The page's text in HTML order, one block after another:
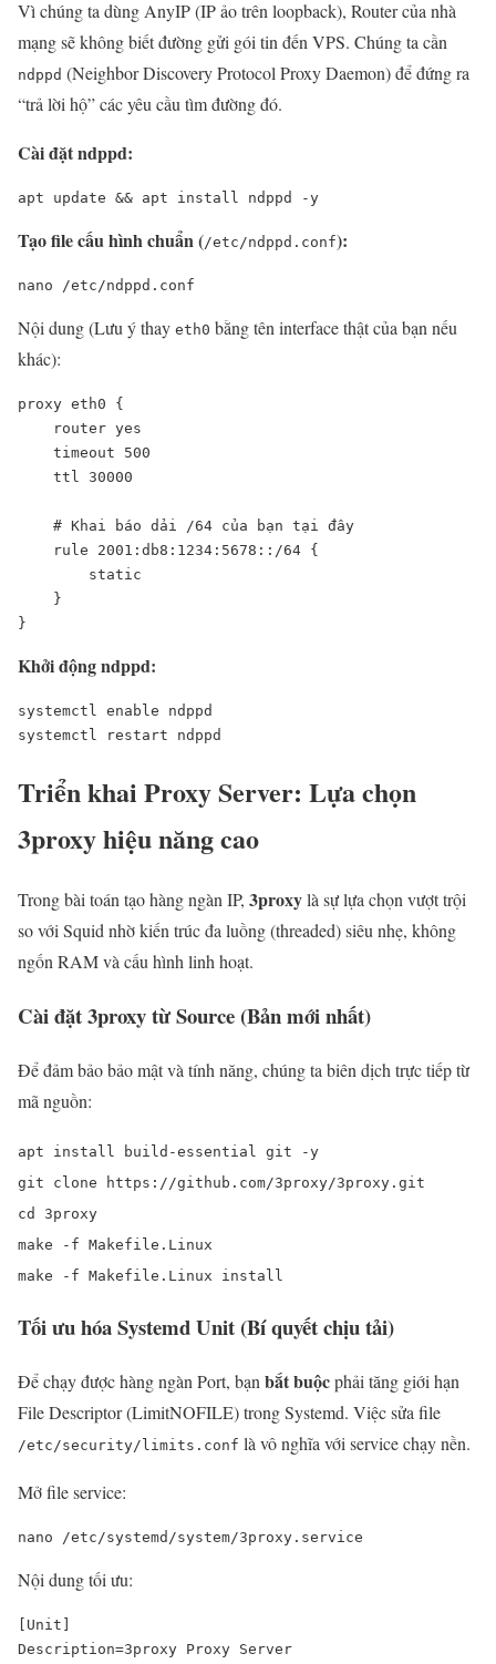
Vì chúng ta dùng AnyIP (IP ảo trên loopback), Router của nhà
mạng sẽ không biết đường gửi gói tin đến VPS. Chúng ta cần
ndppd (Neighbor Discovery Protocol Proxy Daemon) để đứng ra
“trả lời hộ” các yêu cầu tìm đường đó.
Cài đặt ndppd:
apt update && apt install ndppd -y
Tạo file cấu hình chuẩn (/etc/ndppd.conf):
nano /etc/ndppd.conf
Nội dung (Lưu ý thay eth0 bằng tên interface thật của bạn nếu
khác):
proxy eth0 {
    router yes
    timeout 500
    ttl 30000
    # Khai báo dải /64 của bạn tại đây
    rule 2001:db8:1234:5678::/64 {
        static
    }
}
Khởi động ndppd:
systemctl enable ndppd
systemctl restart ndppd
Triển khai Proxy Server: Lựa chọn
3proxy hiệu năng cao
Trong bài toán tạo hàng ngàn IP, 3proxylà sự lựa chọn vượt trội
so với Squid nhờ kiến trúc đa luồng (threaded) siêu nhẹ, không
ngốn RAM và cấu hình linh hoạt.
Cài đặt 3proxy từ Source (Bản mới nhất)
Để đảm bảo bảo mật và tính năng, chúng ta biên dịch trực tiếp từ
mã nguồn:
apt install build-essential git -y
git clone https://github.com/3proxy/3proxy.git
cd 3proxy
make -f Makefile.Linux
make -f Makefile.Linux install
Tối ưu hóa Systemd Unit (Bí quyết chịu tải)
Để chạy được hàng ngàn Port, bạn bắt buộcphải tăng giới hạn
File Descriptor (LimitNOFILE) trong Systemd. Việc sửa file
/etc/security/limits.conf là vô nghĩa với service chạy nền.
Mở file service:
nano /etc/systemd/system/3proxy.service
Nội dung tối ưu:
[Unit]
Description=3proxy Proxy Server